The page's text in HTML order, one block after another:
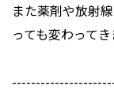
また薬剤や放射
っても変わってき